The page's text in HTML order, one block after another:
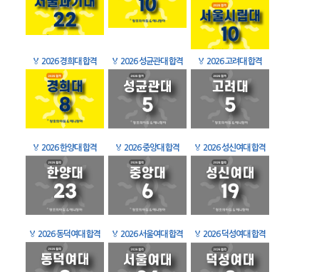
🏅 2026 경희대 합격 🏅 2026 성균관대 합격 🏅 2026 고려대 합격
🏅 2026 한양대 합격 🏅 2026 중앙대 합격 🏅 2026 성신여대 합격
🏅 2026 동덕여대 합격 🏅 2026 서울여대 합격 🏅 2026 덕성여대 합격